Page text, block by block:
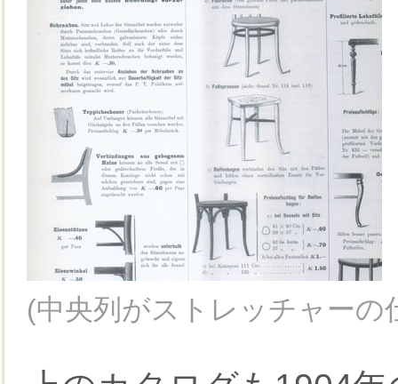
(中央列がストレッチャーの